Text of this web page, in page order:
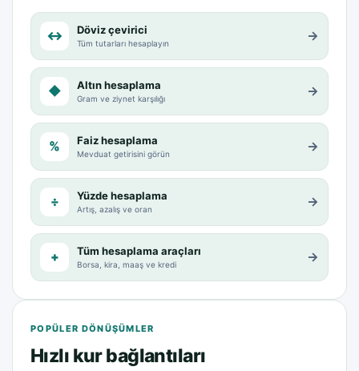
↔ Döviz çevirici
Tüm tutarları hesaplayın →
◆ Altın hesaplama
Gram ve ziynet karşılığı →
% Faiz hesaplama
Mevduat getirisini görün →
÷ Yüzde hesaplama
Artış, azalış ve oran →
+ Tüm hesaplama araçları
Borsa, kira, maaş ve kredi →
POPÜLER DÖNÜŞÜMLER
Hızlı kur bağlantıları